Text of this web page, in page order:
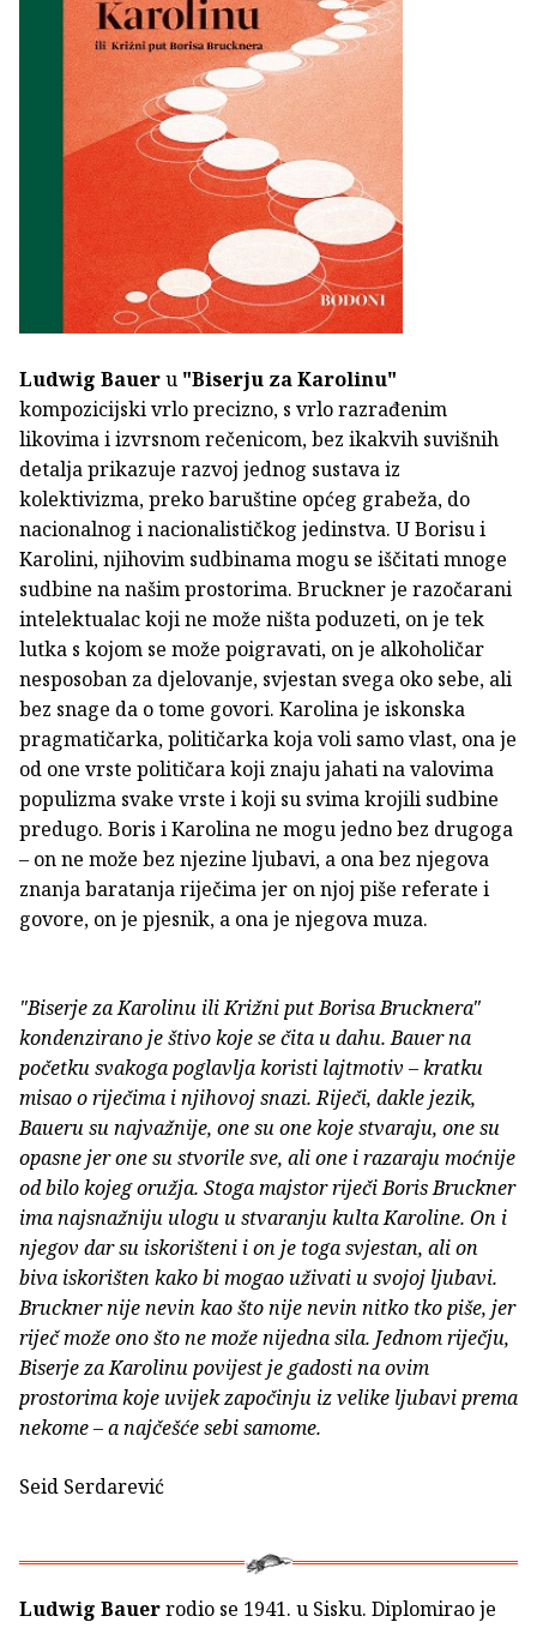
Ludwig Baueru "Biserju za Karolinu"
kompozicijski vrlo precizno, s vrlo razrađenim
likovima i izvrsnom rečenicom, bez ikakvih suvišnih
detalja prikazuje razvoj jednog sustava iz
kolektivizma, preko baruštine općeg grabeža, do
nacionalnog i nacionalističkog jedinstva. U Borisu i
Karolini, njihovim sudbinama mogu se iščitati mnoge
sudbine na našim prostorima. Bruckner je razočarani
intelektualac koji ne može ništa poduzeti, on je tek
lutka s kojom se može poigravati, on je alkoholičar
nesposoban za djelovanje, svjestan svega oko sebe, ali
bez snage da o tome govori. Karolina je iskonska
pragmatičarka, političarka koja voli samo vlast, ona je
od one vrste političara koji znaju jahati na valovima
populizma svake vrste i koji su svima krojili sudbine
predugo. Boris i Karolina ne mogu jedno bez drugoga
– on ne može bez njezine ljubavi, a ona bez njegova
znanja baratanja riječima jer on njoj piše referate i
govore, on je pjesnik, a ona je njegova muza.
"Biserje za Karolinu ili Križni put Borisa Brucknera"
kondenzirano je štivo koje se čita u dahu. Bauer na
početku svakoga poglavlja koristi lajtmotiv – kratku
misao o riječima i njihovoj snazi. Riječi, dakle jezik,
Baueru su najvažnije, one su one koje stvaraju, one su
opasne jer one su stvorile sve, ali one i razaraju moćnije
od bilo kojeg oružja. Stoga majstor riječi Boris Bruckner
ima najsnažniju ulogu u stvaranju kulta Karoline. On i
njegov dar su iskorišteni i on je toga svjestan, ali on
biva iskorišten kako bi mogao uživati u svojoj ljubavi.
Bruckner nije nevin kao što nije nevin nitko tko piše, jer
riječ može ono što ne može nijedna sila. Jednom riječju,
Biserje za Karolinu povijest je gadosti na ovim
prostorima koje uvijek započinju iz velike ljubavi prema
nekome – a najčešće sebi samome.
Seid Serdarević
Ludwig Bauerrodio se 1941. u Sisku. Diplomirao je